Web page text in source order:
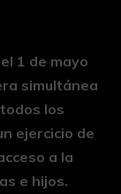
1 de mayo
simultánea
los
ejercicio de
a la
e hijos.